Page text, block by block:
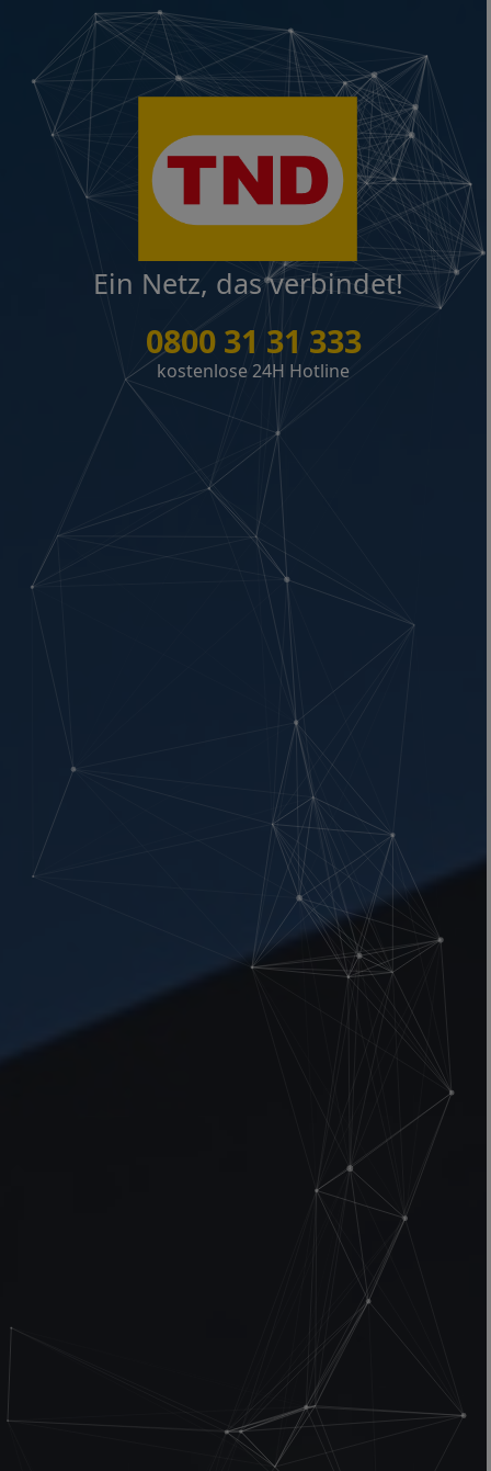
Ein Netz, das verbindet!
0800 31 31 333
kostenlose 24H Hotline